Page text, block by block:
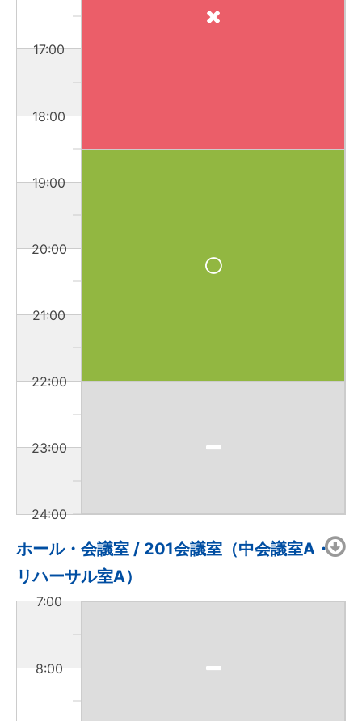
17:00
18:00
19:00
20:00
21:00
22:00
23:00
24:00
ホール・会議室 / 201会議室（中会議室A・
リハーサル室A）
7:00
8:00